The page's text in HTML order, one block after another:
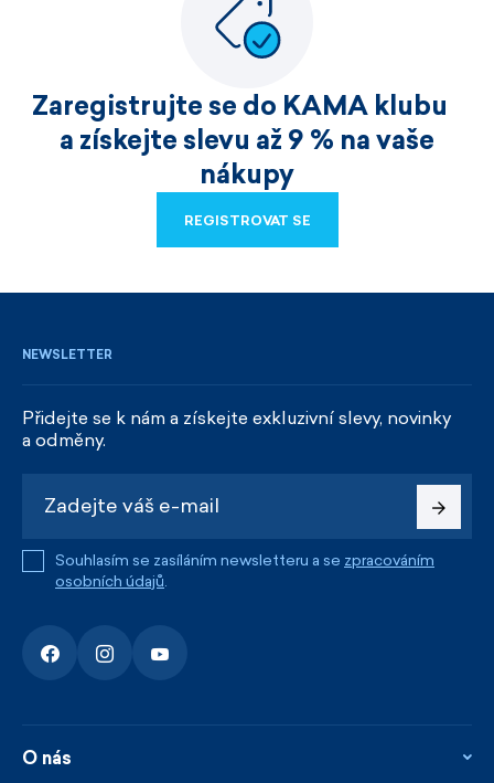
Zaregistrujte se do KAMA klubu
a získejte slevu až 9 % na vaše
nákupy
REGISTROVAT SE
NEWSLETTER
Přidejte se k nám a získejte exkluzivní slevy, novinky
a odměny.
Souhlasím se zasíláním newsletteru a se zpracováním
osobních údajů.
O nás